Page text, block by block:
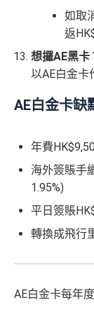
如取
返
想攞AE黑卡
以AE白金卡
AE白金卡缺
年費
海外簽賬手
1.95%)
平日簽賬
轉換成飛行
AE白金卡每年